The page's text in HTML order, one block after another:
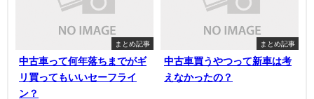
まとめ記事
中古車って何年落ちまでがギ
リ買ってもいいセーフライ
ン？
まとめ記事
中古車買うやつって新車は考
えなかったの？